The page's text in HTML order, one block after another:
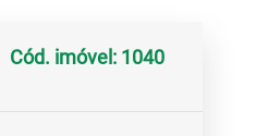
Cód. imóvel: 1040